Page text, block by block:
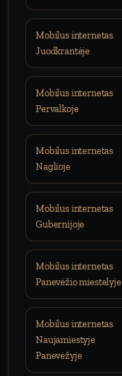
Mobilus internetas
Juodkrantėje
Mobilus internetas
Pervalkoje
Mobilus internetas
Naglioje
Mobilus internetas
Gubernijoje
Mobilus internetas
Panevėžio miestelyje
Mobilus internetas
Naujamiestyje
Panevėžyje